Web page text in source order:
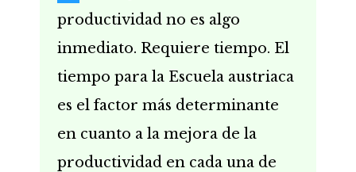
productividad no es algo
inmediato. Requiere tiempo. El
tiempo para la Escuela austriaca
es el factor más determinante
en cuanto a la mejora de la
productividad en cada una de